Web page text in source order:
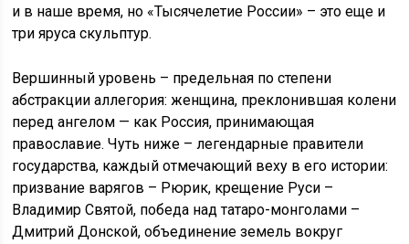
и в наше время, но «Тысячелетие России» – это еще и
три яруса скульптур.
Вершинный уровень – предельная по степени
абстракции аллегория: женщина, преклонившая колени
перед ангелом — как Россия, принимающая
православие. Чуть ниже – легендарные правители
государства, каждый отмечающий веху в его истории:
призвание варягов – Рюрик, крещение Руси –
Владимир Святой, победа над татаро-монголами –
Дмитрий Донской, объединение земель вокруг